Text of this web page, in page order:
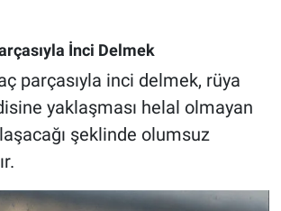
İnci Delmek
parçasıyla inci delmek, rüya
yaklaşması helal olmayan
şeklinde olumsuz